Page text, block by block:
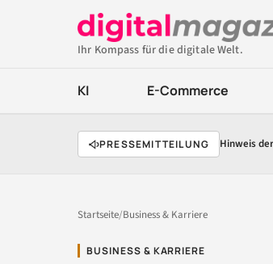
Ihr Kompass für die digitale Welt.
KI E-Commerce
PRESSEMITTEILUNG Hinweis
Startseite/Business & Karriere
BUSINESS & KARRIERE